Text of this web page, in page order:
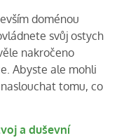
doménou
svůj ostych
nakročeno
Abyste ale mohli
tomu, co
a duševní